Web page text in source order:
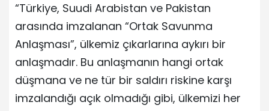
“Türkiye, Suudi Arabistan ve Pakistan
arasında imzalanan “Ortak Savunma
Anlaşması”, ülkemiz çıkarlarına aykırı bir
anlaşmadır. Bu anlaşmanın hangi ortak
düşmana ve ne tür bir saldırı riskine karşı
imzalandığı açık olmadığı gibi, ülkemizi her